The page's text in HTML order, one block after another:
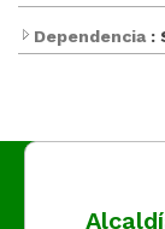
Dependencia :